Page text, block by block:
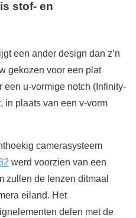
stof- en
een ander design dan z’n
gekozen voor een plat
een u-vormige notch (Infinity-
in plaats van een v-vorm
camerasysteem
werd voorzien van een
zullen de lenzen ditmaal
eiland. Het
delen met de